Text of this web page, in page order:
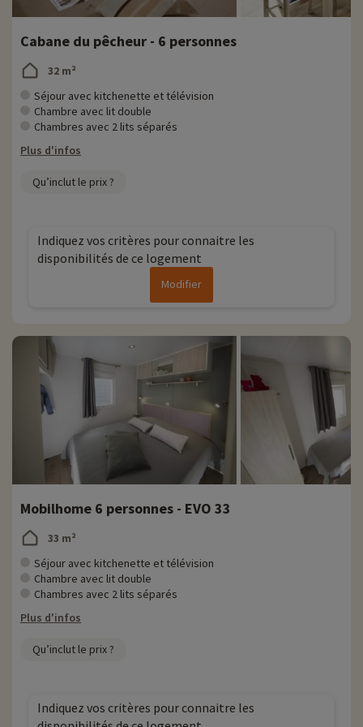
Cabane du pêcheur - 6 personnes
32 m²
Séjour avec kitchenette et télévision
Chambre avec lit double
Chambres avec 2 lits séparés
Plus d'infos
Qu’inclut le prix ?
Indiquez vos critères pour connaitre les
disponibilités de ce logement
Modifier
Mobilhome 6 personnes - EVO 33
33 m²
Séjour avec kitchenette et télévision
Chambre avec lit double
Chambres avec 2 lits séparés
Plus d'infos
Qu’inclut le prix ?
Indiquez vos critères pour connaitre les